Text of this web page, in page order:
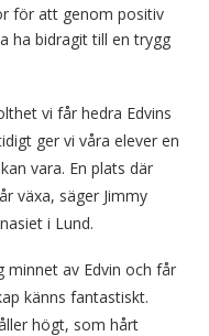
för att genom positiv
ha bidragit till en trygg
vi får hedra Edvins
ger vi våra elever en
vara. En plats där
växa, säger Jimmy
i Lund.
minnet av Edvin och får
känns fantastiskt.
högt, som hårt